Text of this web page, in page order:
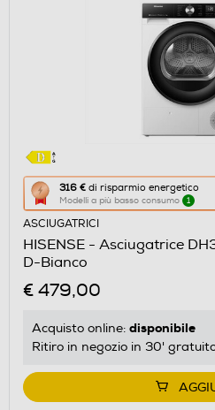
316 € di risparmio energetico
Modelli a più basso consumo 1
Questa
azione
aprirà
il
Calcolatore
di
energetico
di
Youreko.
ASCIUGATRICI
HISENSE - Asciugatrice
D-Bianco
€ 479,00
Acquisto online: disponibile
Ritiro in negozio in 30'